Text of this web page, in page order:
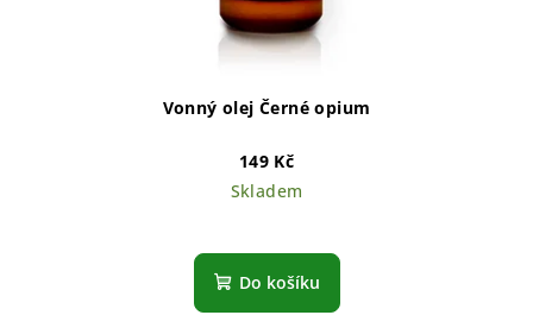
Vonný olej Černé opium
149 Kč
Skladem
Do košíku